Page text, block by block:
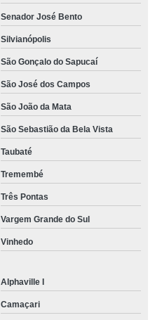
Senador José Bento
Silvianópolis
São Gonçalo do Sapucaí
São José dos Campos
São João da Mata
São Sebastião da Bela Vista
Taubaté
Tremembé
Três Pontas
Vargem Grande do Sul
Vinhedo
Alphaville I
Camaçari